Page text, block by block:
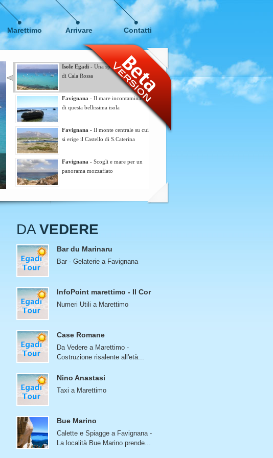
Marettimo Arrivare Contatti
Isole Egadi - Una splendita veduta
di Cala Rossa
Favignana - Il mare incontaminato
di questa bellissima isola
Favignana - Il monte centrale su cui
si erige il Castello di S.Caterina
Favignana - Scogli e mare per un
panorama mozzafiato
DA VEDERE
Bar du Marinaru
Bar - Gelaterie a Favignana
InfoPoint marettimo - Il Cor
Numeri Utili a Marettimo
Case Romane
Da Vedere a Marettimo -
Costruzione risalente all'età...
Nino Anastasi
Taxi a Marettimo
Bue Marino
Calette e Spiagge a Favignana -
La località Bue Marino prende...